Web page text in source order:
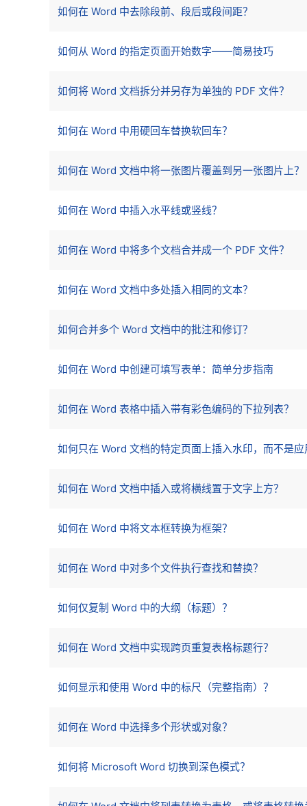
如何在 Word 中去除段前、段后或段间距？
如何从 Word 的指定页面开始数字——简易技巧
如何将 Word 文档拆分并另存为单独的 PDF 文件？
如何在 Word 中用硬回车替换软回车？
如何在 Word 文档中将一张图片覆盖到另一张图片上？
如何在 Word 中插入水平线或竖线？
如何在 Word 中将多个文档合并成一个 PDF 文件？
如何在 Word 文档中多处插入相同的文本？
如何合并多个 Word 文档中的批注和修订？
如何在 Word 中创建可填写表单：简单分步指南
如何在 Word 表格中插入带有彩色编码的下拉列表？
如何只在 Word 文档的特定页面上插入水印，而不是
如何在 Word 文档中插入或将横线置于文字上方？
如何在 Word 中将文本框转换为框架？
如何在 Word 中对多个文件执行查找和替换？
如何仅复制 Word 中的大纲（标题）？
如何在 Word 文档中实现跨页重复表格标题行？
如何显示和使用 Word 中的标尺（完整指南）？
如何在 Word 中选择多个形状或对象？
如何将 Microsoft Word 切换到深色模式？